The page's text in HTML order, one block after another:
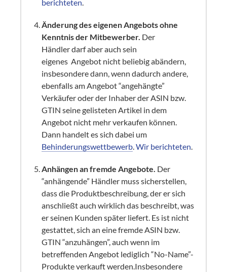
berichteten.
Änderung des eigenen Angebots ohne
Kenntnis der Mitbewerber. Der
Händler darf aber auch sein
eigenes Angebot nicht beliebig abändern,
insbesondere dann, wenn dadurch andere,
ebenfalls am Angebot “angehängte”
Verkäufer oder der Inhaber der ASIN bzw.
GTIN seine gelisteten Artikel in dem
Angebot nicht mehr verkaufen können.
Dann handelt es sich dabei um
Behinderungswettbewerb.Wir berichteten.
Anhängen an fremde Angebote. Der
“anhängende” Händler muss sicherstellen,
dass die Produktbeschreibung, der er sich
anschließt auch wirklich das beschreibt, was
er seinen Kunden später liefert. Es ist nicht
gestattet, sich an eine fremde ASIN bzw.
GTIN “anzuhängen”, auch wenn im
betreffenden Angebot lediglich “No-Name”-
Produkte verkauft werden.Insbesondere